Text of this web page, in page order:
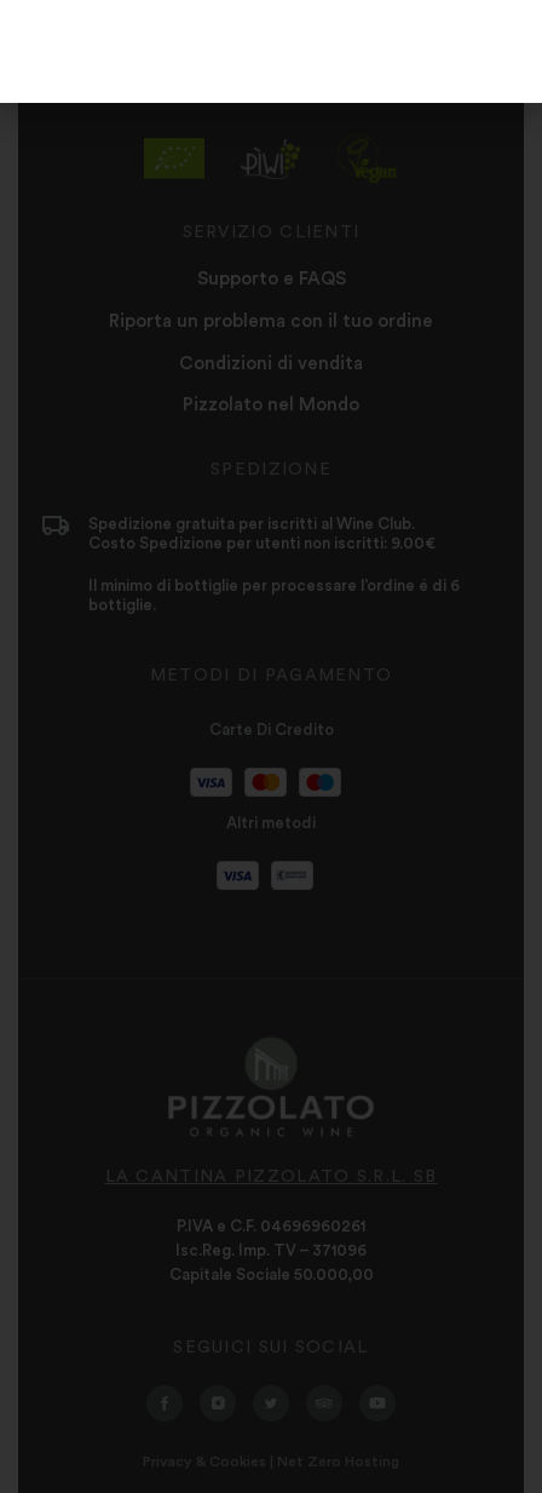
SERVIZIO CLIENTI
Supporto e FAQS
Riporta un problema con il tuo ordine
Condizioni di vendita
Pizzolato nel Mondo
SPEDIZIONE
Spedizione gratuita per iscritti al Wine Club.
Costo Spedizione per utenti non iscritti: 9.00€
Il minimo di bottiglie per processare l’ordine é di 6
bottiglie.
METODI DI PAGAMENTO
Carte Di Credito
Altri metodi
LA CANTINA PIZZOLATO S.R.L. SB
P.IVA e C.F. 04696960261
Isc.Reg. Imp. TV – 371096
Capitale Sociale 50.000,00
SEGUICI SUI SOCIAL